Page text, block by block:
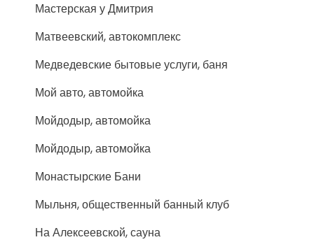
Мастерская у Дмитрия
Матвеевский, автокомплекс
Медведевские бытовые услуги, баня
Мой авто, автомойка
Мойдодыр, автомойка
Мойдодыр, автомойка
Монастырские Бани
Мыльня, общественный банный клуб
На Алексеевской, сауна